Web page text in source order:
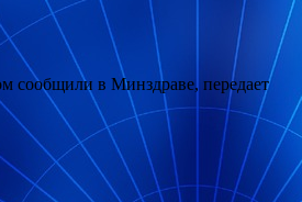
сообщили в Минздраве, передает